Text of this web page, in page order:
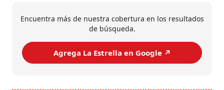
Encuentra más de nuestra cobertura en los resultados
de búsqueda.
Agrega La Estrella en Google ↗️